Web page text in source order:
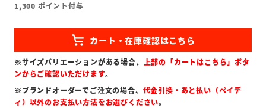
1,300 ポイント付与
※サイズバリエーションがある場合、 上部の「カートはこちら」ボタ
ンからご確認いただけます。
※ブランドオーダーでご注文の場合、 代金引換・あと払い（ペイデ
ィ）以外のお支払い方法をお選びください。